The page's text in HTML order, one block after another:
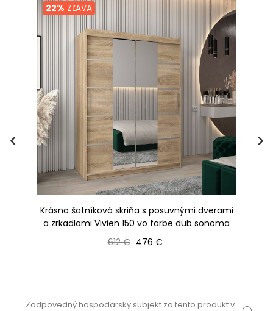
22% ZĽAVA
Krásna šatníková skriňa s posuvnými dverami
a zrkadlami Vivien 150 vo farbe dub sonoma
Bežná cena
612 € Cena
476 €
Zodpovedný hospodársky subjekt za tento produkt v